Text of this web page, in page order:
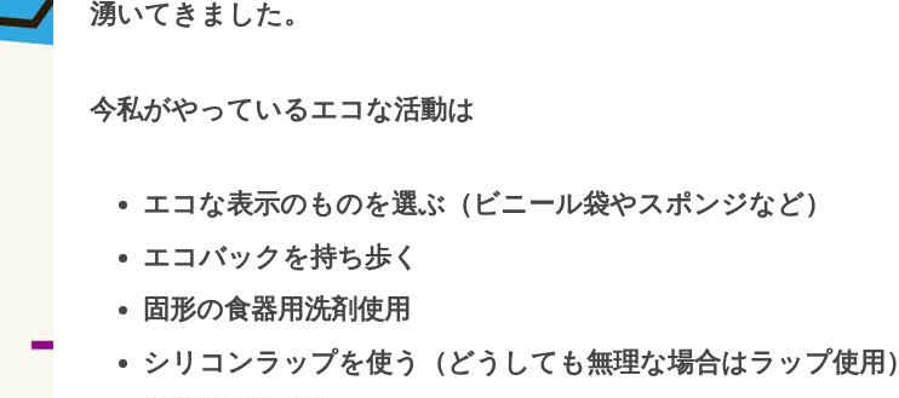
湧いてきました。
今私がやっているエコな活動は
エコな表示のものを選ぶ（ビニール袋やスポンジなど）
エコバックを持ち歩く
固形の食器用洗剤使用
シリコンラップを使う（どうしても無理な場合はラップ使用）